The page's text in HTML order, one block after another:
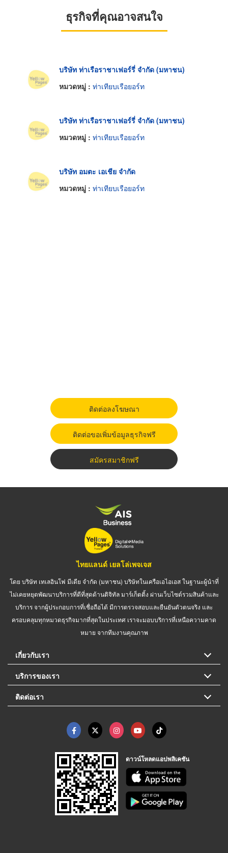
ธุรกิจที่คุณอาจสนใจ
บริษัท ท่าเรือราชาเฟอร์รี่ จำกัด (มหาชน)
หมวดหมู่ : ท่าเทียบเรือยอร์ท
บริษัท ท่าเรือราชาเฟอร์รี่ จำกัด (มหาชน)
หมวดหมู่ : ท่าเทียบเรือยอร์ท
บริษัท อมตะ เอเชีย จำกัด
หมวดหมู่ : ท่าเทียบเรือยอร์ท
ติดต่อลงโฆษณา
ติดต่อขอเพิ่มข้อมูลธุรกิจฟรี
สมัครสมาชิกฟรี
ไทยแลนด์ เยลโล่เพจเจส
โดย บริษัท เทเลอินโฟ มีเดีย จำกัด (มหาชน) บริษัทในเครือเอไอเอส ในฐานะผู้นำที่
ไม่เคยหยุดพัฒนาบริการที่ดีที่สุดด้านดิจิทัล มาร์เก็ตติ้ง ผ่านเว็บไซต์รวมสินค้าและ
บริการ จากผู้ประกอบการที่เชื่อถือได้ มีการตรวจสอบและยืนยันตัวตนจริง และ
ครอบคลุมทุกหมวดธุรกิจมากที่สุดในประเทศ เราจะมอบบริการที่เหนือความคาด
หมาย จากทีมงานคุณภาพ
เกี่ยวกับเรา
บริการของเรา
ติดต่อเรา
ดาวน์โหลดแอปพลิเคชัน